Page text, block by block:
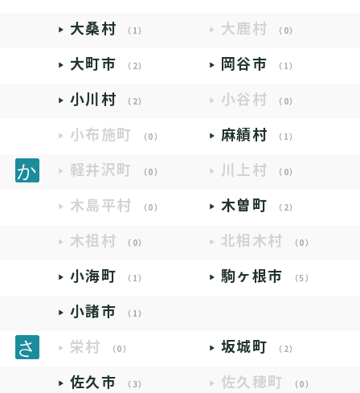
大桑村 （1） 大鹿村 （0）
大町市 （2） 岡谷市 （1）
小川村 （2） 小谷村 （0）
小布施町 （0） 麻績村 （1）
軽井沢町 （0） 川上村 （0）
木島平村 （0） 木曽町 （2）
木祖村 （0） 北相木村 （0）
小海町 （1） 駒ヶ根市 （5）
小諸市 （1）
栄村 （0） 坂城町 （2）
佐久市 （3） 佐久穂町 （0）